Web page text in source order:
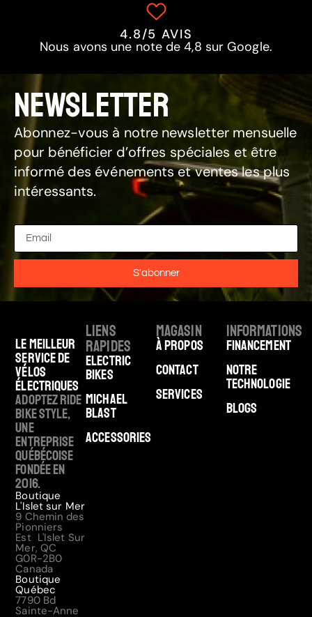
4.8/5 AVIS
Nous avons une note de 4,8 sur Google.
NEWSLETTER
Abonnez-vous à notre newsletter mensuelle
pour bénéficier d’offres spéciales et être
informé des événements et ventes les plus
intéressants.
S'abonner
Le meilleur
service de
vélos
électriques
Adoptez Ride
Bike Style,
une
entreprise
québécoise
fondée en
2016.
Boutique
L'Islet sur Mer
9 Chemin des
Pionniers
Est L'Islet Sur
Mer, QC
G0R-2B0
Canada
Boutique
Québec
7790 Bd
Sainte-Anne
Liens
rapides
Electric
Bikes
Michael
Blast
Accessories
Magasin
À Propos
Contact
Services
Informations
Financement
Notre
technologie
Blogs